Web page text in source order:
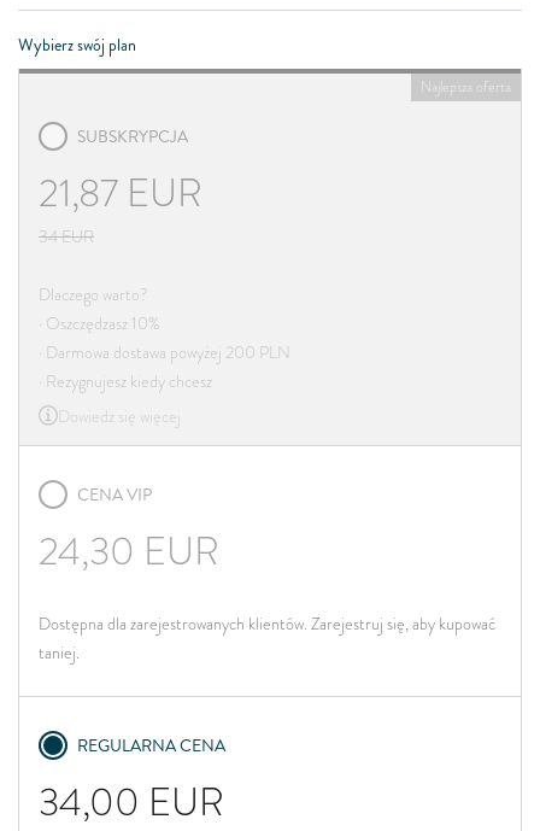
Wybierz swój plan
Najlepsza oferta
SUBSKRYPCJA
21,87 EUR
34EUR
Dlaczego warto?
· Oszczędzasz 10%
· Darmowa dostawa powyżej 200 PLN
· Rezygnujesz kiedy chcesz
Dowiedz się więcej
CENA VIP
24,30 EUR
Dostępna dla zarejestrowanych klientów. Zarejestruj się, aby kupować
taniej.
REGULARNA CENA
34,00 EUR